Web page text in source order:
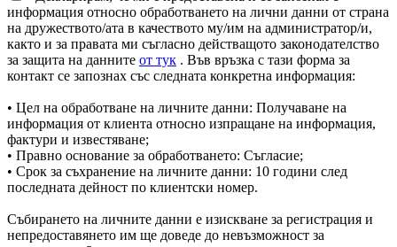
информация относно обработването на лични данни от страна
на дружеството/ата в качеството му/им на администратор/и,
както и за правата ми съгласно действащото законодателство
за защита на данните от тук . Във връзка с тази форма за
контакт се запознах със следната конкретна информация:
• Цел на обработване на личните данни: Получаване на
информация от клиента относно изпращане на информация,
фактури и известяване;
• Правно основание за обработването: Съгласие;
• Срок за съхранение на личните данни: 10 години след
последната дейност по клиентски номер.
Събирането на личните данни е изискване за регистрация и
непредоставянето им ще доведе до невъзможност за